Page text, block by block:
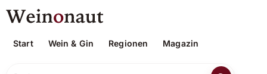
Start Wein & Gin Regionen Magazin